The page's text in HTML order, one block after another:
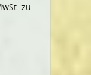
zu